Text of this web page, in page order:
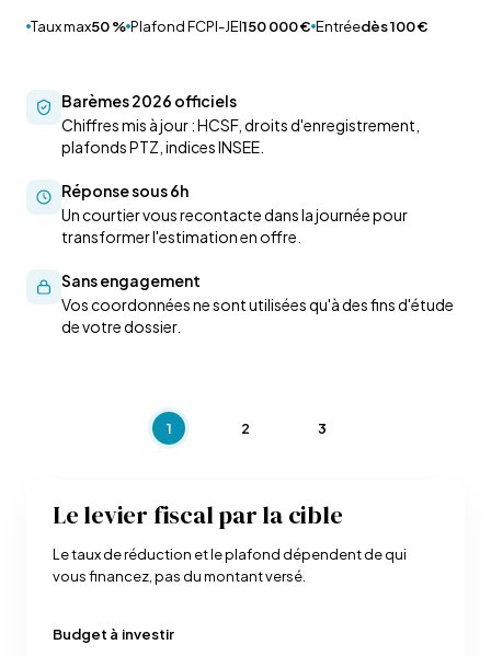
Taux max50 % Plafond FCPI-JEI150 000 € Entréedès 100 €
Barèmes 2026 officiels
Chiffres mis à jour : HCSF, droits d'enregistrement,
plafonds PTZ, indices INSEE.
Réponse sous 6h
Un courtier vous recontacte dans la journée pour
transformer l'estimation en offre.
Sans engagement
Vos coordonnées ne sont utilisées qu'à des fins d'étude
de votre dossier.
1 2 3
Le levier fiscal par la cible
Le taux de réduction et le plafond dépendent de qui
vous financez, pas du montant versé.
Budget à investir